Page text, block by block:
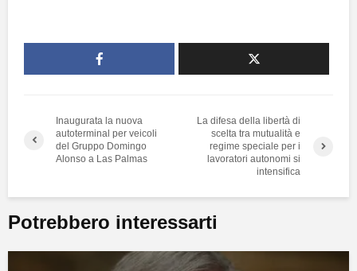
Inaugurata la nuova
autoterminal per veicoli
del Gruppo Domingo
Alonso a Las Palmas
La difesa della libertà di
scelta tra mutualità e
regime speciale per i
lavoratori autonomi si
intensifica
Potrebbero interessarti